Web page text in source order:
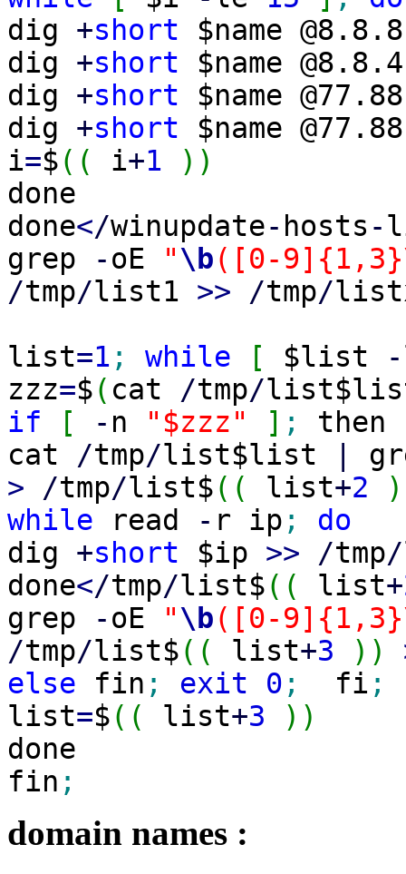
dig +short $name
dig +short $name
dig +short $name
dig +short $name
i=$( ( i+1 ) )
done
done</winupdate- hosts -
grep
-oE "\b([0-
/tmp/list1 >> /tmp/
list=1 ; while [ $list -
zzz=$( cat /tmp/
if
[ - n "$zzz" ] ;
then
cat /tmp/list$list
>
/tmp/list$( ( list+2 )
while read - r ip ;
do
dig +short $ip >> /tmp/
done</tmp/list$( ( list+
grep
-oE "\b([0-
/tmp/list$( ( list+3 ) )
else fin ; exit 0 ; fi ;
list=$( ( list+3 ) )
done
fin ;
domain names :